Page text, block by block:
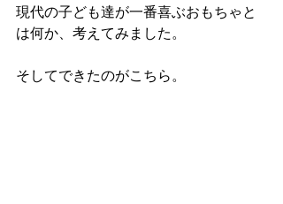
現代の子ども達が一番喜ぶおもちゃと
は何か、考えてみました。
そしてできたのがこちら。